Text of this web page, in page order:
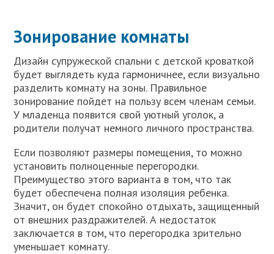
Зонирование комнаты
Дизайн супружеской спальни с детской кроваткой
будет выглядеть куда гармоничнее, если визуально
разделить комнату на зоны. Правильное
зонирование пойдет на пользу всем членам семьи.
У младенца появится свой уютный уголок, а
родители получат немного личного пространства.
Если позволяют размеры помещения, то можно
установить полноценные перегородки.
Преимущество этого варианта в том, что так
будет обеспечена полная изоляция ребенка.
Значит, он будет спокойно отдыхать, защищенный
от внешних раздражителей. А недостаток
заключается в том, что перегородка зрительно
уменьшает комнату.